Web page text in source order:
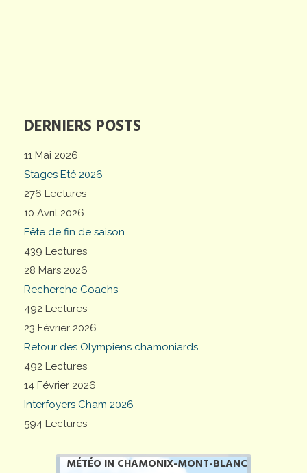
DERNIERS POSTS
11 Mai 2026
Stages Eté 2026
276 Lectures
10 Avril 2026
Fête de fin de saison
439 Lectures
28 Mars 2026
Recherche Coachs
492 Lectures
23 Février 2026
Retour des Olympiens chamoniards
492 Lectures
14 Février 2026
Interfoyers Cham 2026
594 Lectures
MÉTÉO IN CHAMONIX-MONT-BLANC